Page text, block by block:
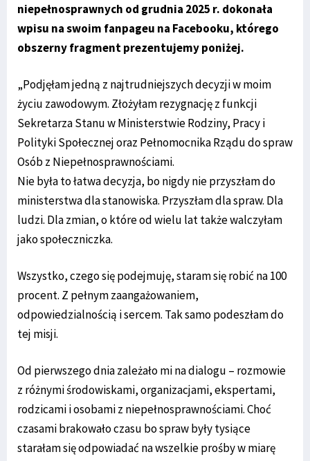
niepełnosprawnych od grudnia 2025 r. dokonała
wpisu na swoim fanpageu na Facebooku, którego
obszerny fragment prezentujemy poniżej.
„Podjęłam jedną z najtrudniejszych decyzji w moim
życiu zawodowym. Złożyłam rezygnację z funkcji
Sekretarza Stanu w Ministerstwie Rodziny, Pracy i
Polityki Społecznej oraz Pełnomocnika Rządu do spraw
Osób z Niepełnosprawnościami.
Nie była to łatwa decyzja, bo nigdy nie przyszłam do
ministerstwa dla stanowiska. Przyszłam dla spraw. Dla
ludzi. Dla zmian, o które od wielu lat także walczyłam
jako społeczniczka.
Wszystko, czego się podejmuję, staram się robić na 100
procent. Z pełnym zaangażowaniem,
odpowiedzialnością i sercem. Tak samo podeszłam do
tej misji.
Od pierwszego dnia zależało mi na dialogu – rozmowie
z różnymi środowiskami, organizacjami, ekspertami,
rodzicami i osobami z niepełnosprawnościami. Choć
czasami brakowało czasu bo spraw były tysiące
starałam się odpowiadać na wszelkie prośby w miarę